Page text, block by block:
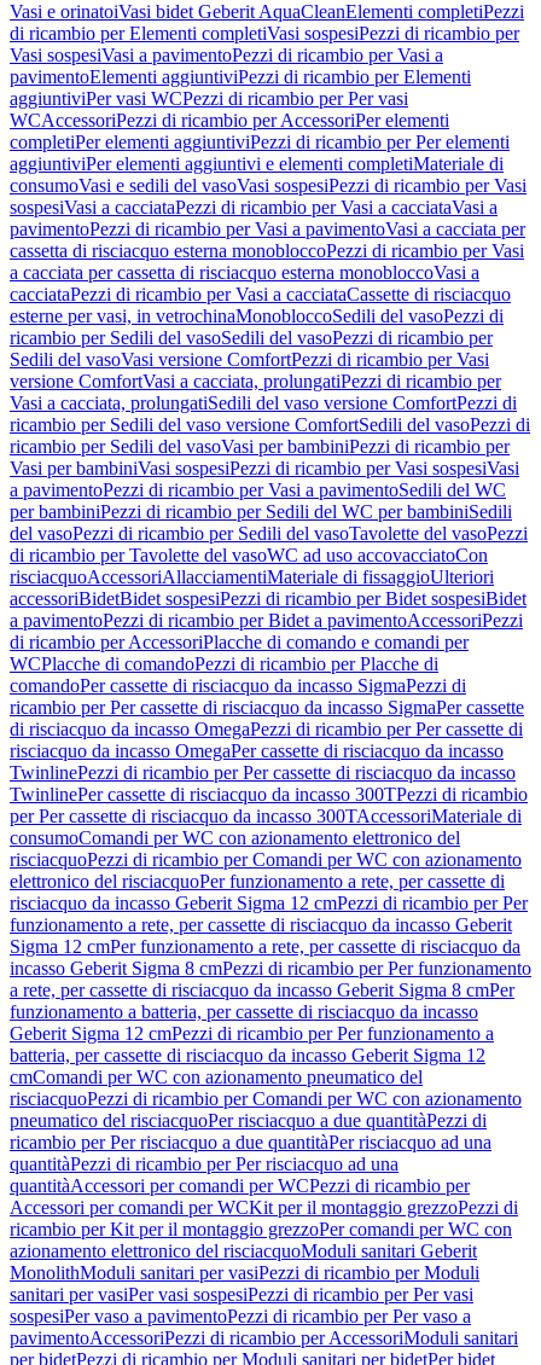
Vasi e orinatoiVasi bidet Geberit AquaCleanElementi completiPezzi
di ricambio per Elementi completiVasi sospesiPezzi di ricambio per
Vasi sospesiVasi a pavimentoPezzi di ricambio per Vasi a
pavimentoElementi aggiuntiviPezzi di ricambio per Elementi
aggiuntiviPer vasi WCPezzi di ricambio per Per vasi
WCAccessoriPezzi di ricambio per AccessoriPer elementi
completiPer elementi aggiuntiviPezzi di ricambio per Per elementi
aggiuntiviPer elementi aggiuntivi e elementi completiMateriale di
consumoVasi e sedili del vasoVasi sospesiPezzi di ricambio per Vasi
sospesiVasi a cacciataPezzi di ricambio per Vasi a cacciataVasi a
pavimentoPezzi di ricambio per Vasi a pavimentoVasi a cacciata per
cassetta di risciacquo esterna monobloccoPezzi di ricambio per Vasi
a cacciata per cassetta di risciacquo esterna monobloccoVasi a
cacciataPezzi di ricambio per Vasi a cacciataCassette di risciacquo
esterne per vasi, in vetrochinaMonobloccoSedili del vasoPezzi di
ricambio per Sedili del vasoSedili del vasoPezzi di ricambio per
Sedili del vasoVasi versione ComfortPezzi di ricambio per Vasi
versione ComfortVasi a cacciata, prolungatiPezzi di ricambio per
Vasi a cacciata, prolungatiSedili del vaso versione ComfortPezzi di
ricambio per Sedili del vaso versione ComfortSedili del vasoPezzi di
ricambio per Sedili del vasoVasi per bambiniPezzi di ricambio per
Vasi per bambiniVasi sospesiPezzi di ricambio per Vasi sospesiVasi
a pavimentoPezzi di ricambio per Vasi a pavimentoSedili del WC
per bambiniPezzi di ricambio per Sedili del WC per bambiniSedili
del vasoPezzi di ricambio per Sedili del vasoTavolette del vasoPezzi
di ricambio per Tavolette del vasoWC ad uso accovacciatoCon
risciacquoAccessoriAllacciamentiMateriale di fissaggioUlteriori
accessoriBidetBidet sospesiPezzi di ricambio per Bidet sospesiBidet
a pavimentoPezzi di ricambio per Bidet a pavimentoAccessoriPezzi
di ricambio per AccessoriPlacche di comando e comandi per
WCPlacche di comandoPezzi di ricambio per Placche di
comandoPer cassette di risciacquo da incasso SigmaPezzi di
ricambio per Per cassette di risciacquo da incasso SigmaPer cassette
di risciacquo da incasso OmegaPezzi di ricambio per Per cassette di
risciacquo da incasso OmegaPer cassette di risciacquo da incasso
TwinlinePezzi di ricambio per Per cassette di risciacquo da incasso
TwinlinePer cassette di risciacquo da incasso 300TPezzi di ricambio
per Per cassette di risciacquo da incasso 300TAccessoriMateriale di
consumoComandi per WC con azionamento elettronico del
risciacquoPezzi di ricambio per Comandi per WC con azionamento
elettronico del risciacquoPer funzionamento a rete, per cassette di
risciacquo da incasso Geberit Sigma 12 cmPezzi di ricambio per Per
funzionamento a rete, per cassette di risciacquo da incasso Geberit
Sigma 12 cmPer funzionamento a rete, per cassette di risciacquo da
incasso Geberit Sigma 8 cmPezzi di ricambio per Per funzionamento
a rete, per cassette di risciacquo da incasso Geberit Sigma 8 cmPer
funzionamento a batteria, per cassette di risciacquo da incasso
Geberit Sigma 12 cmPezzi di ricambio per Per funzionamento a
batteria, per cassette di risciacquo da incasso Geberit Sigma 12
cmComandi per WC con azionamento pneumatico del
risciacquoPezzi di ricambio per Comandi per WC con azionamento
pneumatico del risciacquoPer risciacquo a due quantitàPezzi di
ricambio per Per risciacquo a due quantitàPer risciacquo ad una
quantitàPezzi di ricambio per Per risciacquo ad una
quantitàAccessori per comandi per WCPezzi di ricambio per
Accessori per comandi per WCKit per il montaggio grezzoPezzi di
ricambio per Kit per il montaggio grezzoPer comandi per WC con
azionamento elettronico del risciacquoModuli sanitari Geberit
MonolithModuli sanitari per vasiPezzi di ricambio per Moduli
sanitari per vasiPer vasi sospesiPezzi di ricambio per Per vasi
sospesiPer vaso a pavimentoPezzi di ricambio per Per vaso a
pavimentoAccessoriPezzi di ricambio per AccessoriModuli sanitari
per bidetPezzi di ricambio per Moduli sanitari per bidetPer bidet